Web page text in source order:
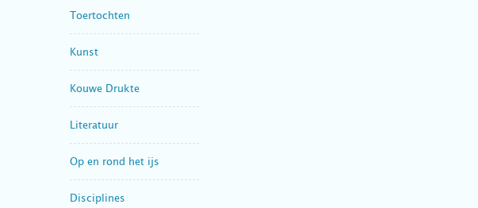
Toertochten
Kunst
Kouwe Drukte
Literatuur
Op en rond het ijs
Disciplines